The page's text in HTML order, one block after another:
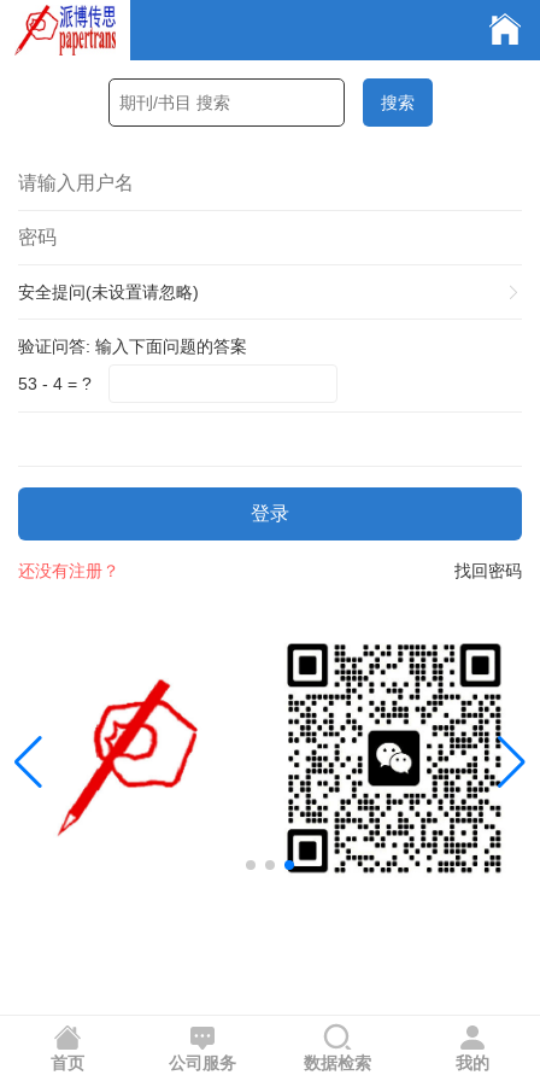
安全提问(未设置请忽略)
验证问答: 输入下面问题的答案
53 - 4 = ?
登录
找回密码
还没有注册？
首页 公司服务 数据检索 我的